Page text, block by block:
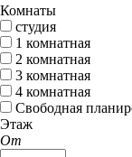
Комнаты
студия
1 комнатная
2 комнатная
3 комнатная
4 комнатная
Свободная
Этаж
От